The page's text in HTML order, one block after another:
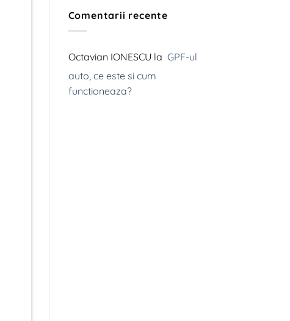
electrică
redefinește
precum
Inc.,
BMW
Comentarii recente
Octavian IONESCU la GPF-ul
auto, ce este si cum
functioneaza?